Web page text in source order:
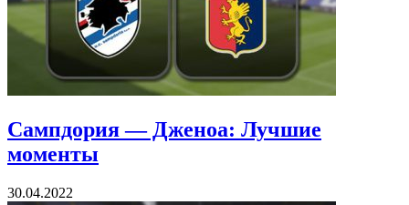
Сампдория — Дженоа: Лучшие
моменты
30.04.2022